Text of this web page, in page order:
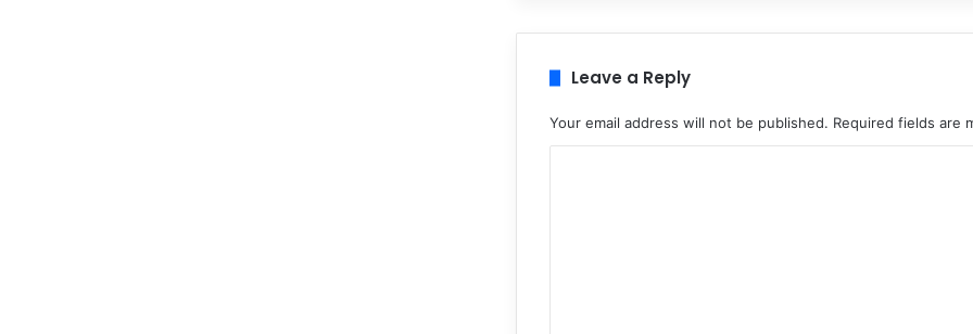
Leave a Reply
Your email address will not be published. Required fields are